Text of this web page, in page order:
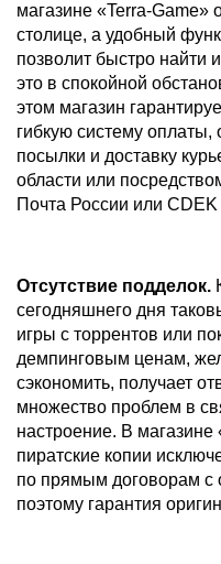
магазине «Terra-Game»
столице, а удобный
позволит быстро найти
это в спокойной
этом магазин
гибкую систему
посылки и доставку
области или
Почта России или
Отсутствие подделок.
сегодняшнего дня
игры с торрентов или
демпинговым ценам,
сэкономить, получает
множество проблем в
настроение. В магазине
пиратские копии
по прямым договорам
поэтому гарантия